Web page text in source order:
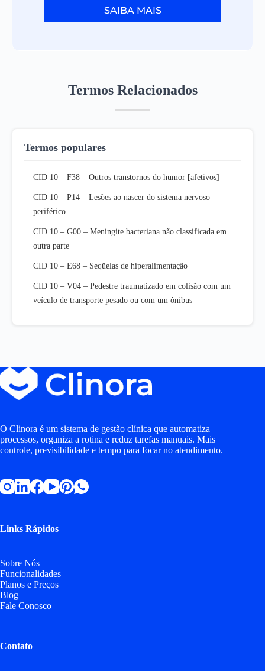
SAIBA MAIS
Termos Relacionados
Termos populares
CID 10 – F38 – Outros transtornos do humor [afetivos]
CID 10 – P14 – Lesões ao nascer do sistema nervoso
periférico
CID 10 – G00 – Meningite bacteriana não classificada em
outra parte
CID 10 – E68 – Seqüelas de hiperalimentação
CID 10 – V04 – Pedestre traumatizado em colisão com um
veículo de transporte pesado ou com um ônibus
O Clinora é um sistema de gestão clínica que automatiza
processos, organiza a rotina e reduz tarefas manuais. Mais
controle, previsibilidade e tempo para focar no atendimento.
Links Rápidos
Sobre Nós
Funcionalidades
Planos e Preços
Blog
Fale Conosco
Contato